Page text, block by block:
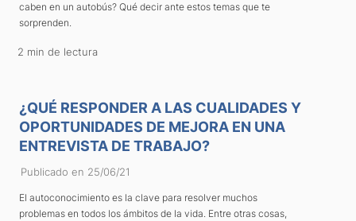
caben en un autobús? Qué decir ante estos temas que te
sorprenden.
2 min de lectura
¿QUÉ RESPONDER A LAS CUALIDADES Y
OPORTUNIDADES DE MEJORA EN UNA
ENTREVISTA DE TRABAJO?
Publicado en 25/06/21
El autoconocimiento es la clave para resolver muchos
problemas en todos los ámbitos de la vida. Entre otras cosas,